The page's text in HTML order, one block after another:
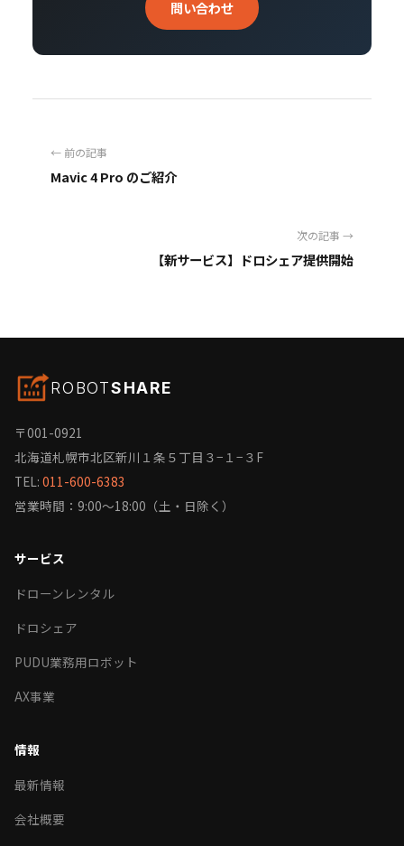
問い合わせ
← 前の記事
Mavic 4 Pro のご紹介
次の記事 →
【新サービス】ドロシェア提供開始
ROBOTSHARE
〒001-0921
北海道札幌市北区新川１条５丁目３−１−３F
TEL: 011-600-6383
営業時間：9:00〜18:00（土・日除く）
サービス
ドローンレンタル
ドロシェア
PUDU業務用ロボット
AX事業
情報
最新情報
会社概要